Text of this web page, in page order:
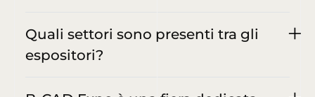
Quali settori sono presenti tra gli
espositori?